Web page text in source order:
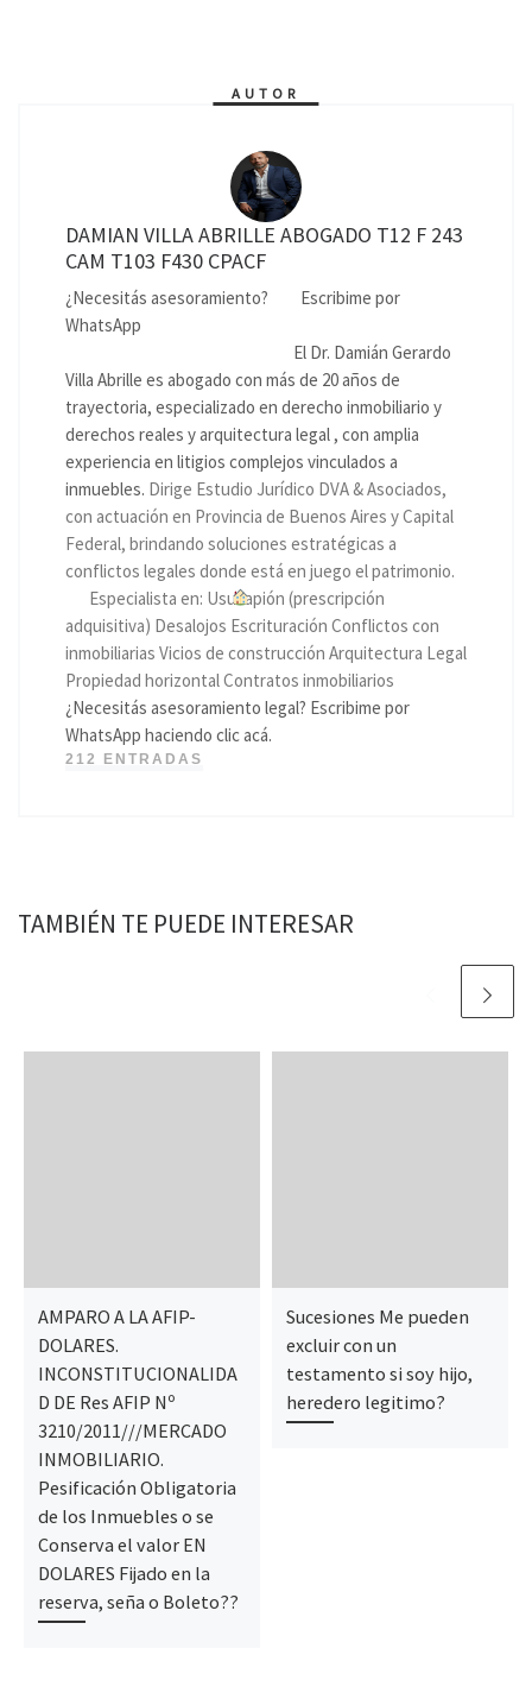
AUTOR
DAMIAN VILLA ABRILLE ABOGADO T12 F 243
CAM T103 F430 CPACF
¿Necesitás asesoramiento?
Escribime por
WhatsApp
El Dr. Damián Gerardo
Villa Abrille es abogado con más de 20 años de
trayectoria, especializado en derecho inmobiliario y
derechos reales y arquitectura legal , con amplia
experiencia en litigios complejos vinculados a
inmuebles. Dirige Estudio Jurídico DVA & Asociados,
con actuación en Provincia de Buenos Aires y Capital
Federal, brindando soluciones estratégicas a
conflictos legales donde está en juego el patrimonio.
Especialista en: Usucapión (prescripción
adquisitiva) Desalojos Escrituración Conflictos con
inmobiliarias Vicios de construcción Arquitectura Legal
Propiedad horizontal Contratos inmobiliarios
¿Necesitás asesoramiento legal? Escribime por
WhatsApp haciendo clic acá.
212 ENTRADAS
TAMBIÉN TE PUEDE INTERESAR
AMPARO A LA AFIP-
DOLARES.
INCONSTITUCIONALIDA
D DE Res AFIP Nº
3210/2011///MERCADO
INMOBILIARIO.
Pesificación Obligatoria
de los Inmuebles o se
Conserva el valor EN
DOLARES Fijado en la
reserva, seña o Boleto??
Sucesiones Me pueden
excluir con un
testamento si soy hijo,
heredero legitimo?